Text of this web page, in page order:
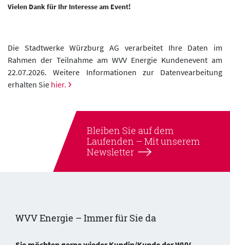
Vielen Dank für Ihr Interesse am Event!
Die Stadtwerke Würzburg AG verarbeitet Ihre Daten im
Rahmen der Teilnahme am WVV Energie Kundenevent am
22.07.2026. Weitere Informationen zur Datenvearbeitung
erhalten Sie hier.
Bleiben Sie auf dem
Laufenden – Mit unserem
Newsletter
WVV Energie – Immer für Sie da